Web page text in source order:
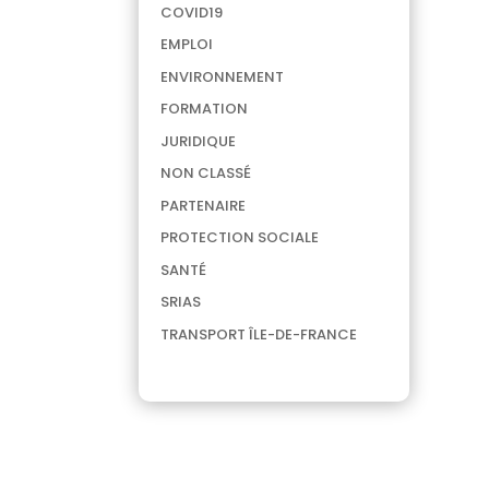
COVID19
EMPLOI
ENVIRONNEMENT
FORMATION
JURIDIQUE
NON CLASSÉ
PARTENAIRE
PROTECTION SOCIALE
SANTÉ
SRIAS
TRANSPORT ÎLE-DE-FRANCE